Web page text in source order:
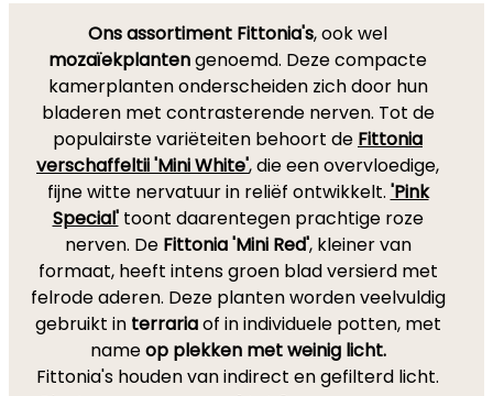
Ons assortiment Fittonia's, ook wel
mozaïekplantengenoemd. Deze compacte
kamerplanten onderscheiden zich door hun
bladeren met contrasterende nerven. Tot de
populairste variëteiten behoort de Fittonia
verschaffeltii 'Mini White', die een overvloedige,
fijne witte nervatuur in reliëf ontwikkelt. 'Pink
Special'toont daarentegen prachtige roze
nerven. De Fittonia 'Mini Red', kleiner van
formaat, heeft intens groen blad versierd met
felrode aderen. Deze planten worden veelvuldig
gebruikt in terrariaof in individuele potten, met
nameop plekken met weinig licht.
Fittonia's houden van indirect en gefilterd licht.